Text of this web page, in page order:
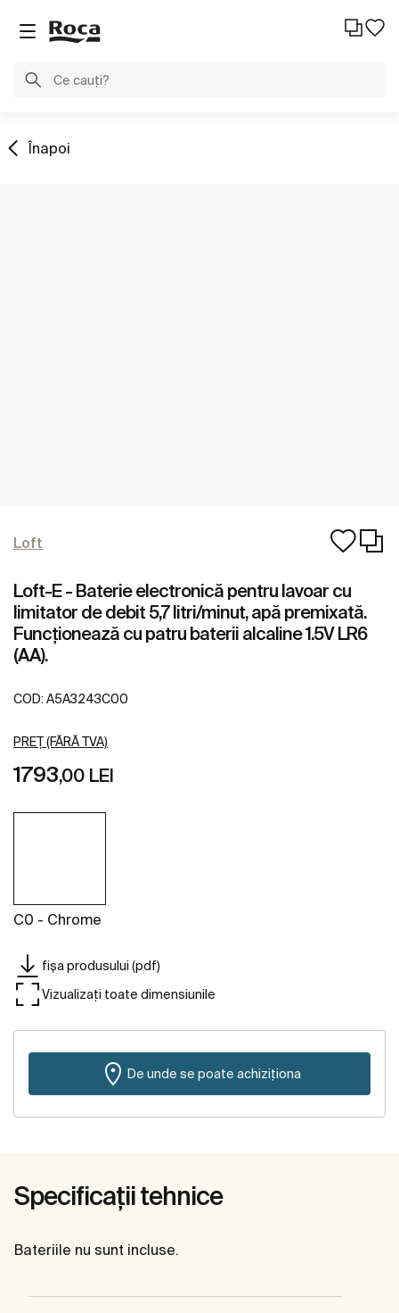
Înapoi
Loft
Loft-E - Baterie electronică pentru lavoar cu
limitator de debit 5,7 litri/minut, apă premixată.
Funcționează cu patru baterii alcaline 1.5V LR6
(AA).
COD: A5A3243C00
PREȚ (FĂRĂ TVA)
1793,00 LEI
C0 - Chrome
fișa produsului (pdf)
Vizualizați toate dimensiunile
De unde se poate achiziționa
Specificații tehnice
Bateriile nu sunt incluse.